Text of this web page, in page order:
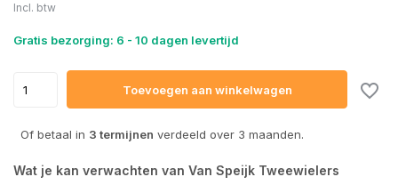
Incl. btw
Gratis bezorging: 6 - 10 dagen levertijd
Toevoegen aan winkelwagen
Of betaal in 3 termijnen verdeeld over 3 maanden.
Wat je kan verwachten van Van Speijk Tweewielers